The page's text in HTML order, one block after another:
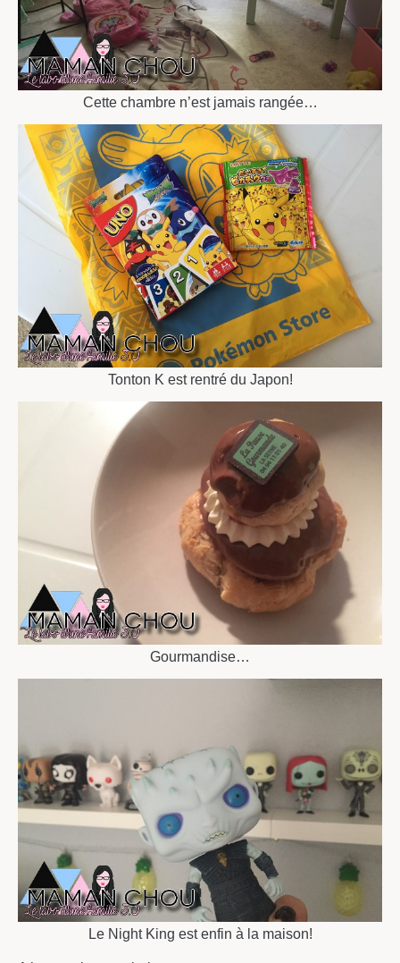
Cette chambre n’est jamais rangée…
Tonton K est rentré du Japon!
Gourmandise…
Le Night King est enfin à la maison!